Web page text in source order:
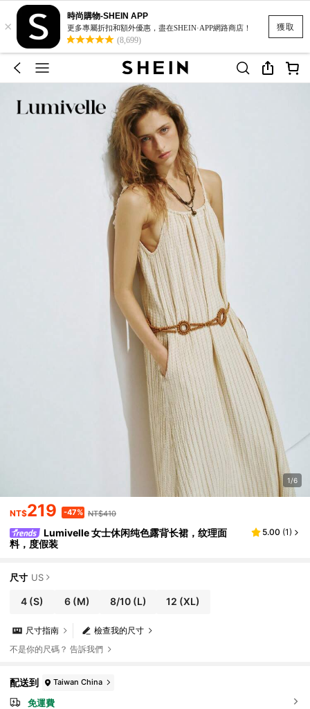
獲取
×
時尚購物-SHEIN APP
更多專屬折扣和額外優惠，盡在SHEIN·APP網路商店！
(8,699)
1/6
NT$219 -47% NT$410
Lumivelle 女士休闲纯色露背长裙，纹理面
料，度假装
5.00 (1)
尺寸 US
4 (S) 6 (M) 8/10(L) 12 (XL)
檢查我的尺寸
尺寸指南
不是你的尺碼？ 告訴我們
配送到 Taiwan China
免運費